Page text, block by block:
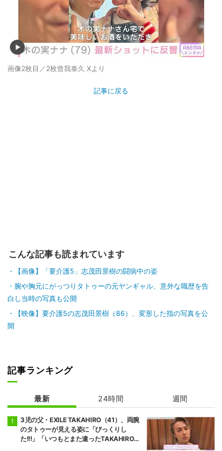
画像2枚目／2枚曾我泰久 Xより
記事に戻る
こんな記事も読まれています
【画像】「要介護5」志茂田景樹の闘病中の姿
腕や胸元にがっつりタトゥーの元ヤンギャル、意外な職歴を告
白し当時の写真も公開
【映像】要介護5の志茂田景樹（86）、変形した指の写真を公
開
記事ランキング
最新 24時間 週間
3児の父・EXILE TAKAHIRO（41）、両腕
のタトゥーが見える姿に「びっくりし
た!!!」「いつもとまた違ったTAKAHIROさ